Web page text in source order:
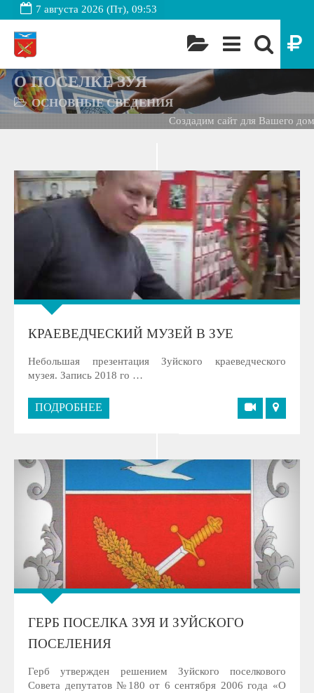
7 августа 2026 (Пт), 09:53
О ПОСЕЛКЕ ЗУЯ
ОСНОВНЫЕ СВЕДЕНИЯ
Создадим сайт для Вашего дома -
КРАЕВЕДЧЕСКИЙ МУЗЕЙ В ЗУЕ
Небольшая презентация Зуйского краеведческого
музея. Запись 2018 го …
ПОДРОБНЕЕ
ГЕРБ ПОСЕЛКА ЗУЯ И ЗУЙСКОГО
ПОСЕЛЕНИЯ
Герб утвержден решением Зуйского поселкового
Совета депутатов №180 от 6 сентября 2006 года «О